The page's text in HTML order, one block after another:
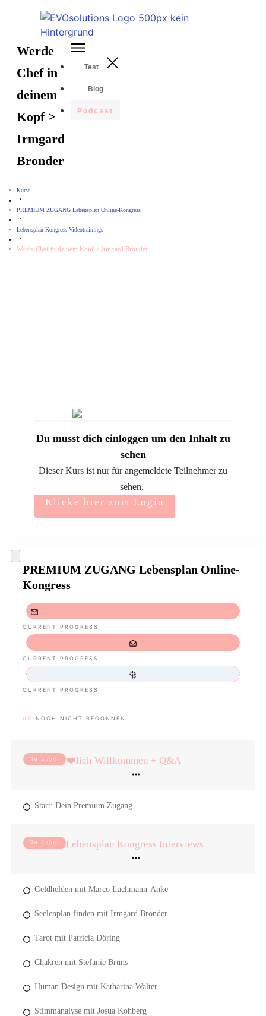
Test
Blog
Podcast
Werde
Chef in
deinem
Kopf >
Irmgard
Bronder
Kurse
PREMIUM ZUGANG Lebensplan Online-Kongress
Lebensplan Kongress Videotrainings
Werde Chef in deinem Kopf > Irmgard Bronder
Du musst dich einloggen um den Inhalt zu
sehen
Dieser Kurs ist nur für angemeldete Teilnehmer zu
sehen.
Klicke hier zum Login
PREMIUM ZUGANG Lebensplan Online-
Kongress
CURRENT PROGRESS
CURRENT PROGRESS
CURRENT PROGRESS
0% NOCH NICHT BEGONNEN
No Label ❤️lich Willkommen + Q&A
Start: Dein Premium Zugang
No Label Lebensplan Kongress Interviews
Geldhelden mit Marco Lachmann-Anke
Seelenplan finden mit Irmgard Bronder
Tarot mit Patricia Döring
Chakren mit Stefanie Bruns
Human Design mit Katharina Walter
Stimmanalyse mit Josua Kohberg